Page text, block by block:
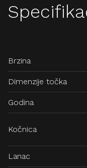
Brzina
Dimenzije točka
Godina
Kočnica
Lanac